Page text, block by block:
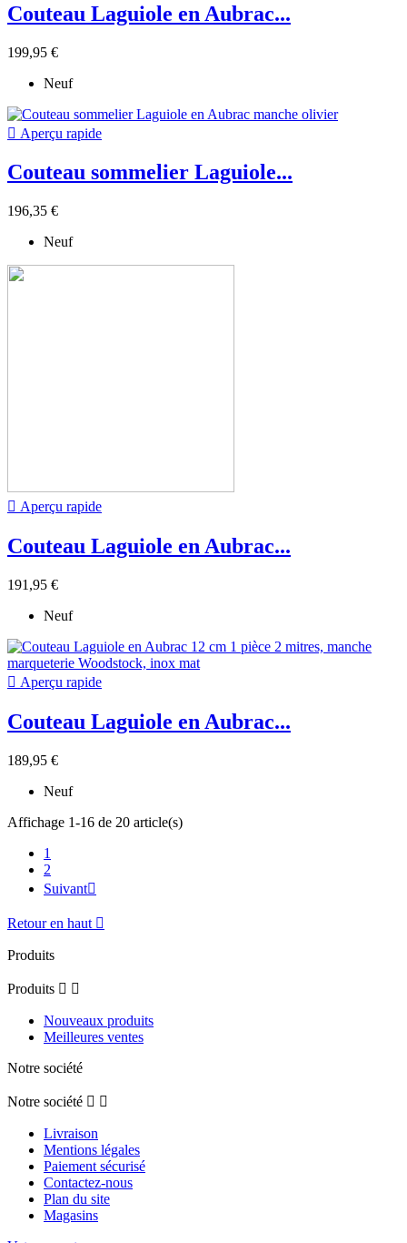
Couteau Laguiole en Aubrac...
199,95 €
Neuf
 Aperçu rapide
Couteau sommelier Laguiole...
196,35 €
Neuf
 Aperçu rapide
Couteau Laguiole en Aubrac...
191,95 €
Neuf
 Aperçu rapide
Couteau Laguiole en Aubrac...
189,95 €
Neuf
Affichage 1-16 de 20 article(s)
1
2
Suivant
Retour en haut 
Produits
Produits  
Nouveaux produits
Meilleures ventes
Notre société
Notre société  
Livraison
Mentions légales
Paiement sécurisé
Contactez-nous
Plan du site
Magasins